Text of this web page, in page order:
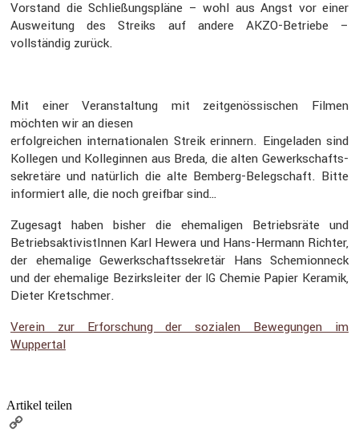
Vorstand die Schlie­ßungs­pläne – wohl aus Angst vor einer
Auswei­tung des Streiks auf andere AKZO-Betriebe –
vollständig zurück.
Mit einer Veran­stal­tung mit zeitge­nös­si­schen Filmen
möchten wir an diesen
erfolg­rei­chen inter­na­tio­nalen Streik erinnern. Einge­laden sind
Kollegen und Kolle­ginnen aus Breda, die alten Gewerk­schafts­
se­kre­täre und natür­lich die alte Bemberg-Beleg­schaft. Bitte
infor­miert alle, die noch greifbar sind…
Zugesagt haben bisher die ehema­ligen Betriebs­räte und
Betriebs­ak­ti­vis­tInnen Karl Hewera und Hans-Hermann Richter,
der ehema­lige Gewerk­schafts­se­kretär Hans Schemi­on­neck
und der ehema­lige Bezirks­leiter der IG Chemie Papier Keramik,
Dieter Kretschmer.
Verein zur Erfor­schung der sozialen Bewegungen im
Wuppertal
Artikel teilen